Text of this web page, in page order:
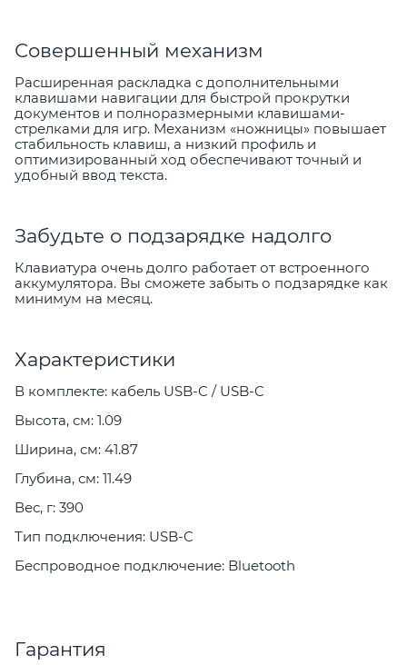
Совершенный механизм
Расширенная раскладка с дополнительными
клавишами навигации для быстрой прокрутки
документов и полноразмерными клавишами-
стрелками для игр. Механизм «ножницы» повышает
стабильность клавиш, а низкий профиль и
оптимизированный ход обеспечивают точный и
удобный ввод текста.
Забудьте о подзарядке надолго
Клавиатура очень долго работает от встроенного
аккумулятора. Вы сможете забыть о подзарядке как
минимум на месяц.
Характеристики
В комплекте: кабель USB-C / USB-C
Высота, см: 1.09
Ширина, см: 41.87
Глубина, см: 11.49
Вес, г: 390
Тип подключения: USB-C
Беспроводное подключение: Bluetooth
Гарантия